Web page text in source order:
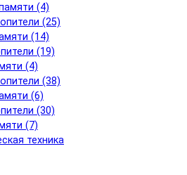
(4)
(25)
(14)
(19)
(4)
(38)
(6)
(30)
(7)
техника